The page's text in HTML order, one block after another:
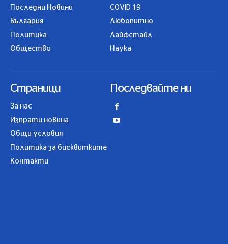
Последни Новини
България
Политика
Общество
COVID 19
Любопитно
Лайфстайл
Наука
Страници
За нас
Изпрати новина
Общи условия
Политика за бисквитките
Контакти
Последвайте ни